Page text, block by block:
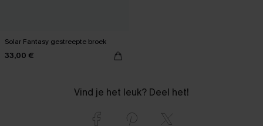
Solar Fantasy gestreepte broek
33,00 €
Vind je het leuk? Deel het!